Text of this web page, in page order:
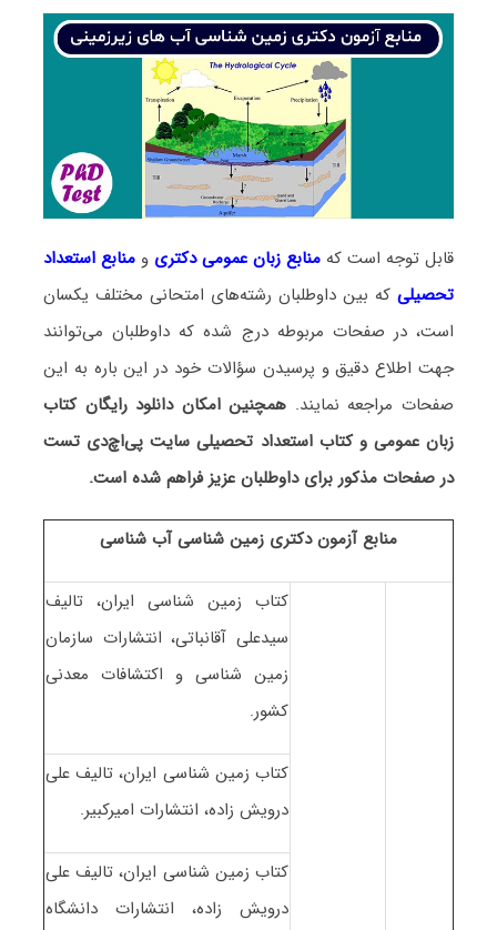
قابل توجه است که منابع زبان عمومی دکتری و منابع استعداد
تحصیلیکه بین داوطلبان رشته‌های امتحانی مختلف یکسان
است، در صفحات مربوطه درج شده که داوطلبان می‌توانند
جهت اطلاع دقیق و پرسیدن سؤالات خود در این باره به این
صفحات مراجعه نمایند. همچنین امکان دانلود رایگان کتاب
زبان عمومی و کتاب استعداد تحصیلی سایت پی‌اچ‌دی تست
در صفحات مذکور برای داوطلبان عزیز فراهم شده است.
منابع آزمون دکتری زمین شناسی آب شناسی
کتاب زمین شناسی ایران، تالیف
سیدعلی آقانباتی، انتشارات سازمان
زمین شناسی و اکتشافات معدنی
کشور.
کتاب زمین شناسی ایران، تالیف علی
درویش زاده، انتشارات امیرکبیر.
کتاب زمین شناسی ایران، تالیف علی
درویش زاده، انتشارات دانشگاه